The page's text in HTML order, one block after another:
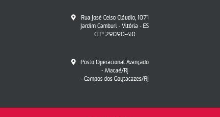
Rua José Celso Cláudio, 1071
Jardim Camburi - Vitória - ES
CEP 29090-410
Posto Operacional Avançado
- Macaé/RJ
- Campos dos Goytacazes/RJ